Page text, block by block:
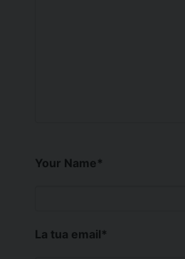
Your Name*
La tua email*